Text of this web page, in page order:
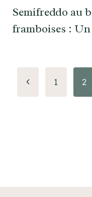
Semifreddo au
framboises :
Navigation
Page
1 2